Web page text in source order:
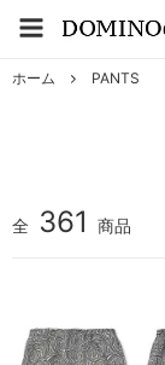
ホーム PANTS
全 361 商品